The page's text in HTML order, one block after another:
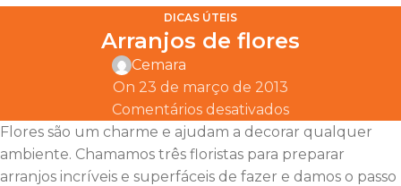
DICAS ÚTEIS
Arranjos de flores
Cemara
On 23 de março de 2013
Comentários desativados
Flores são um charme e ajudam a decorar qualquer
ambiente. Chamamos três floristas para preparar
arranjos incríveis e superfáceis de fazer e damos o passo